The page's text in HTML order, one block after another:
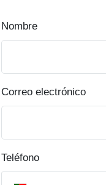
Nombre
Correo electrónico
Teléfono